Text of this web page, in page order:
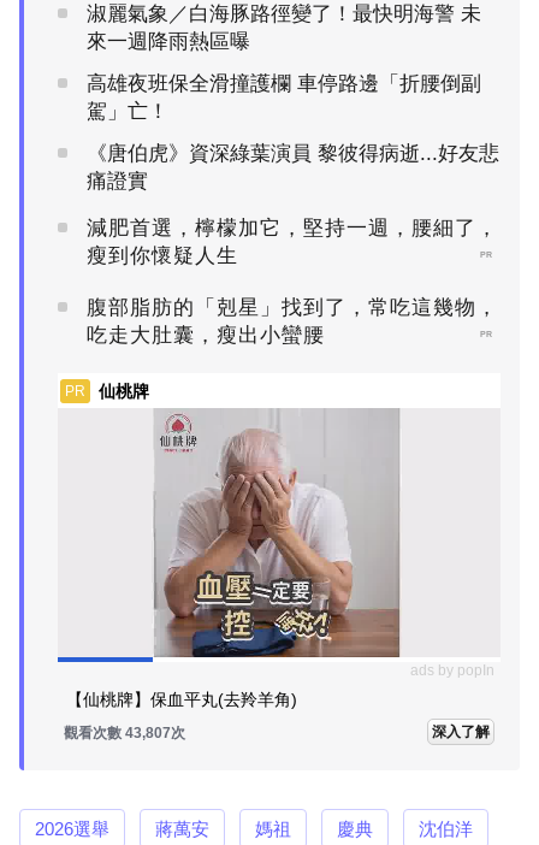
淑麗氣象／白海豚路徑變了！最快明海警 未
來一週降雨熱區曝
高雄夜班保全滑撞護欄 車停路邊「折腰倒副
駕」亡！
《唐伯虎》資深綠葉演員 黎彼得病逝...好友悲
痛證實
減肥首選，檸檬加它，堅持一週，腰細了，
瘦到你懷疑人生
PR
腹部脂肪的「剋星」找到了，常吃這幾物，
吃走大肚囊，瘦出小蠻腰
PR
PR 仙桃牌
ads by popIn
【仙桃牌】保血平丸(去羚羊角)
觀看次數 43,807次 深入了解
2026選舉 蔣萬安 媽祖 慶典 沈伯洋